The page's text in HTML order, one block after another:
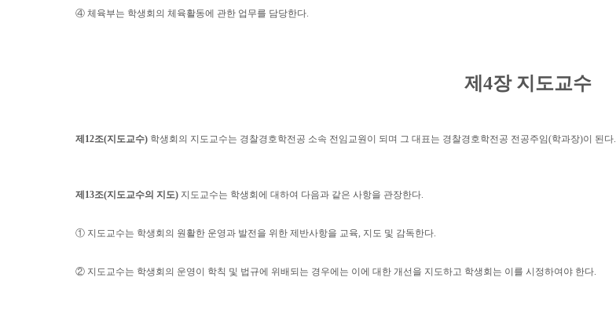
④ 체육부는 학생회의 체육활동에 관한 업무를 담당한다
제 4장 지도교수
제 12조(지도교수) 학생회의 지도교수는 경찰경호학전공 소속 전임교원이 되며 그 대표는 경찰경호학전공 전공주임(학과장)이 된다.
제 13조(지도교수의 지도) 지도교수는 학생회에 대하여 다음과 같은 사항을 관장한다.
① 지도교수는 학생회의 원활한 운영과 발전을 위한 제반사항을 교육, 지도 및 감독한다.
② 지도교수는 학생회의 운영이 학칙 및 법규에 위배되는 경우에는 이에 대한 개선을 지도하고 학생회는 이를 시정하여야 한다.